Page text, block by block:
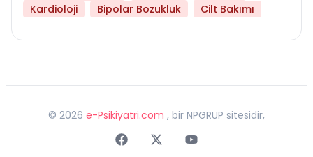
Kardioloji
Bipolar Bozukluk Cilt Bakımı
© 2026 e-Psikiyatri.com , bir NPGRUP sitesidir,